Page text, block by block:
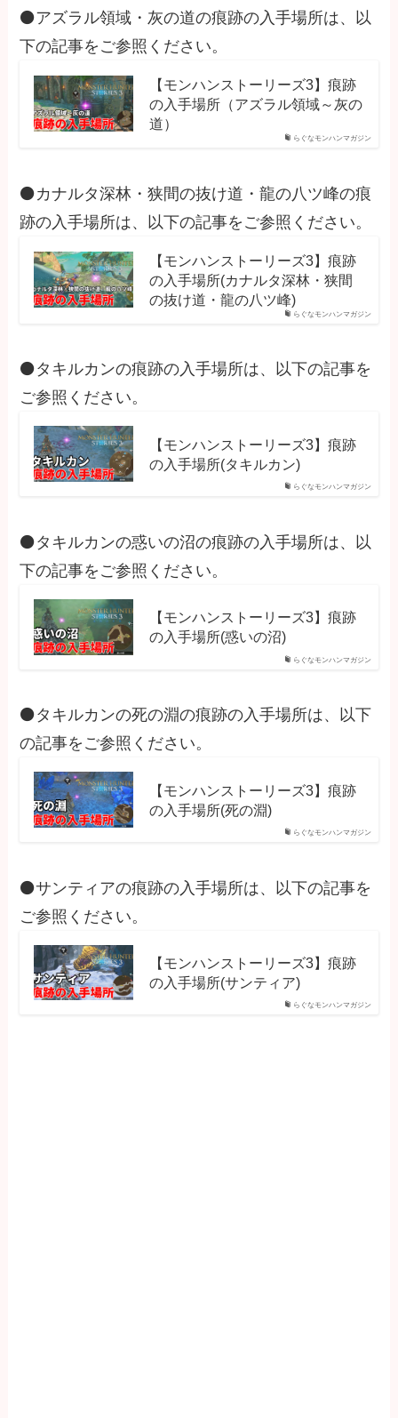
⚫アズラル領域・灰の道の痕跡の入手場所は、以
下の記事をご参照ください。
らぐなモンハンマガジン
【モンハンストーリーズ3】痕跡
の入手場所（アズラル領域～灰の
道）
⚫カナルタ深林・狭間の抜け道・龍の八ツ峰の痕
跡の入手場所は、以下の記事をご参照ください。
らぐなモンハンマガジン
【モンハンストーリーズ3】痕跡
の入手場所(カナルタ深林・狭間
の抜け道・龍の八ツ峰)
⚫タキルカンの痕跡の入手場所は、以下の記事を
ご参照ください。
らぐなモンハンマガジン
【モンハンストーリーズ3】痕跡
の入手場所(タキルカン)
⚫タキルカンの惑いの沼の痕跡の入手場所は、以
下の記事をご参照ください。
らぐなモンハンマガジン
【モンハンストーリーズ3】痕跡
の入手場所(惑いの沼)
⚫タキルカンの死の淵の痕跡の入手場所は、以下
の記事をご参照ください。
らぐなモンハンマガジン
【モンハンストーリーズ3】痕跡
の入手場所(死の淵)
⚫サンティアの痕跡の入手場所は、以下の記事を
ご参照ください。
らぐなモンハンマガジン
【モンハンストーリーズ3】痕跡
の入手場所(サンティア)